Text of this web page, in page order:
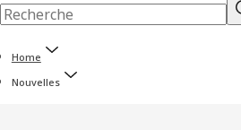
Home
Nouvelles